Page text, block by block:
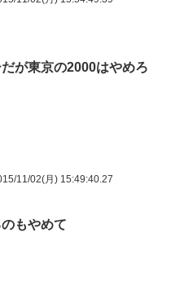
が東京の2000はやめろ
11/02(月) 15:49:40.27
もやめて